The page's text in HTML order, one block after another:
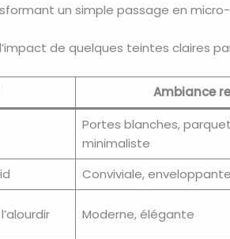
un simple passage en
de quelques teintes claires
Ambiance
Portes blanches,
minimaliste
Conviviale, enveloppante
Moderne, élégante